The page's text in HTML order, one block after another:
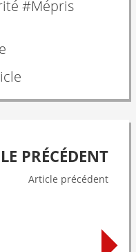
#Mépris
PRÉCÉDENT
Article précédent